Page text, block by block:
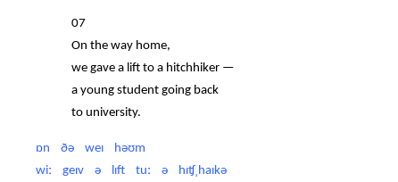
07
On the way home,
we gave a lift to a hitchhiker —
a young student going back
to university.
ɒn ðə weɪ həʊm
wiː geɪv ə lɪft tuː ə hɪʧˌhaɪkə